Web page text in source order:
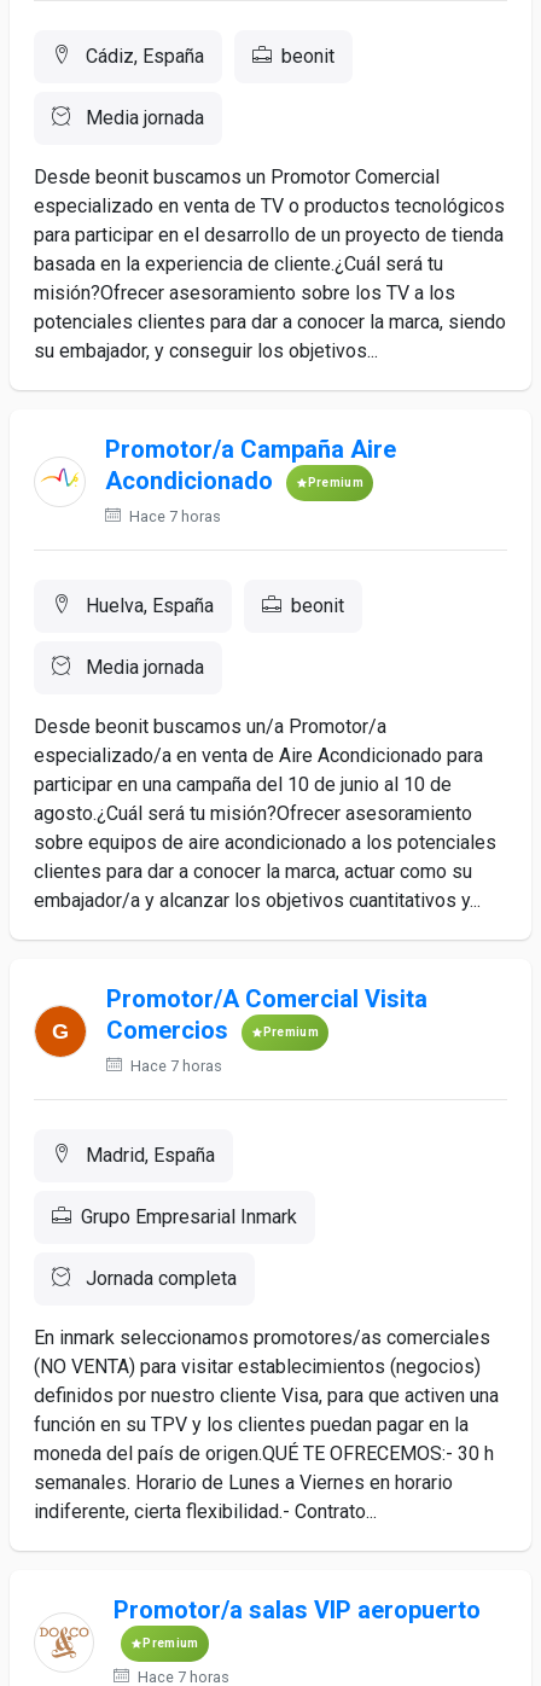
Cádiz, España beonit
Media jornada
Desde beonit buscamos un Promotor Comercial
especializado en venta de TV o productos tecnológicos
para participar en el desarrollo de un proyecto de tienda
basada en la experiencia de cliente.¿Cuál será tu
misión?Ofrecer asesoramiento sobre los TV a los
potenciales clientes para dar a conocer la marca, siendo
su embajador, y conseguir los objetivos...
Promotor/a Campaña Aire
Acondicionado
Premium
Hace 7 horas
Huelva, España beonit
Media jornada
Desde beonit buscamos un/a Promotor/a
especializado/a en venta de Aire Acondicionado para
participar en una campaña del 10 de junio al 10 de
agosto.¿Cuál será tu misión?Ofrecer asesoramiento
sobre equipos de aire acondicionado a los potenciales
clientes para dar a conocer la marca, actuar como su
embajador/a y alcanzar los objetivos cuantitativos y...
Promotor/A Comercial Visita
Comercios
Premium
Hace 7 horas
Madrid, España
Grupo Empresarial Inmark
Jornada completa
En inmark seleccionamos promotores/as comerciales
(NO VENTA) para visitar establecimientos (negocios)
definidos por nuestro cliente Visa, para que activen una
función en su TPV y los clientes puedan pagar en la
moneda del país de origen.QUÉ TE OFRECEMOS:- 30 h
semanales. Horario de Lunes a Viernes en horario
indiferente, cierta flexibilidad.- Contrato...
Promotor/a salas VIP aeropuerto
Premium
Hace 7 horas